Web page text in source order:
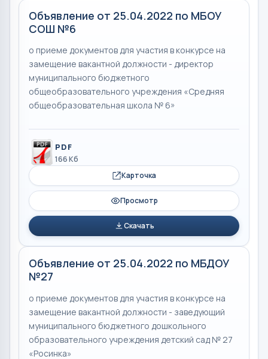
Объявление от 25.04.2022 по МБОУ
СОШ №6
о приеме документов для участия в конкурсе на
замещение вакантной должности - директор
муниципального бюджетного
общеобразовательного учреждения «Средняя
общеобразовательная школа № 6»
PDF
166 Кб
Карточка
Просмотр
Скачать
Объявление от 25.04.2022 по МБДОУ
№27
о приеме документов для участия в конкурсе на
замещение вакантной должности - заведующий
муниципального бюджетного дошкольного
образовательного учреждения детский сад № 27
«Росинка»